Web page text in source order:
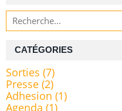
CATÉGORIES
Sorties (7)
Presse (2)
Adhesion (1)
Agenda (1)